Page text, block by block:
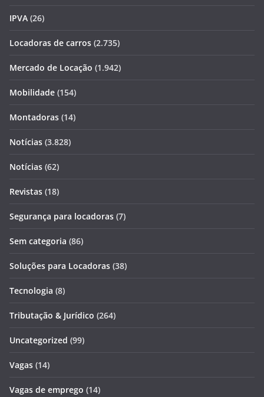
IPVA (26)
Locadoras de carros (2.735)
Mercado de Locação (1.942)
Mobilidade (154)
Montadoras (14)
Notícias (3.828)
Notícias (62)
Revistas (18)
Segurança para locadoras (7)
Sem categoria (86)
Soluções para Locadoras (38)
Tecnologia (8)
Tributação & Jurídico (264)
Uncategorized (99)
Vagas (14)
Vagas de emprego (14)